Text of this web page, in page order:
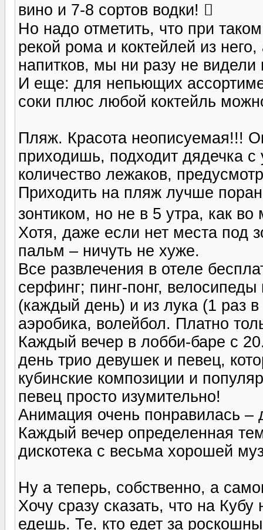
вино и 7-8 сортов водки! 
Но надо отметить, что при
рекой рома и коктейлей из
напитков, мы ни разу не
И еще: для непьющих
соки плюс любой коктейль
Пляж. Красота неописуемая!!!
приходишь, подходит дядечка
количество лежаков,
Приходить на пляж лучше
зонтиком, но не в 5 утра, как
Хотя, даже если нет места под
пальм – ничуть не хуже.
Все развлечения в отеле
серфинг; пинг-понг, велосипеды
(каждый день) и из лука (1 раз
аэробика, волейбол. Платно
Каждый вечер в лобби-баре с
день трио девушек и певец,
кубинские композиции и
певец просто изумительно!
Анимация очень понравилась –
Каждый вечер определенная
дискотека с весьма хорошей
Ну а теперь, собственно, а
Хочу сразу сказать, что на
едешь. Те, кто едет за